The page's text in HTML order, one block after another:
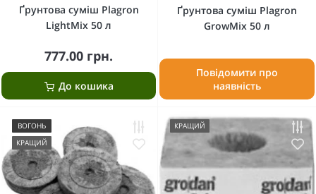
Ґрунтова суміш Plagron
LightMix 50 л
777.00 грн.
До кошика
Ґрунтова суміш Plagron
GrowMix 50 л
Повідомити про
наявність
ВОГОНЬ
КРАЩИЙ
КРАЩИЙ